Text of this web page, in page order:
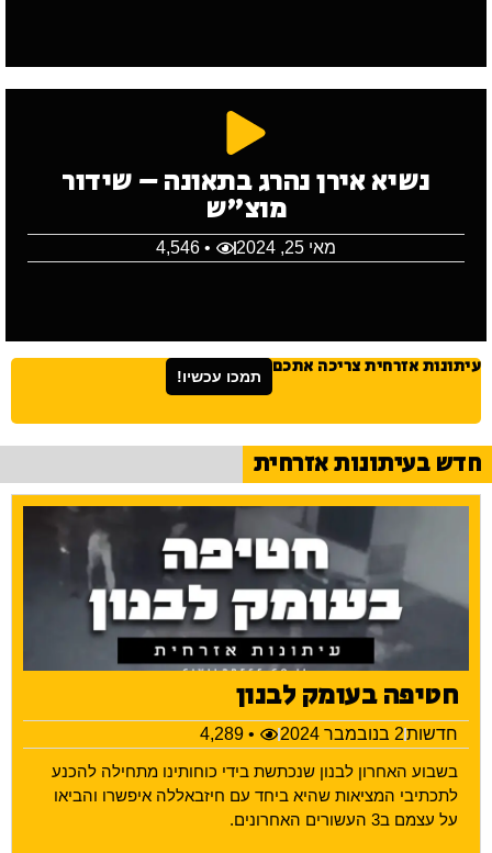
נשיא אירן נהרג בתאונה – שידור
מוצ"ש
מאי 25, 2024 • 4,546
עיתונות אזרחית צריכה אתכם תמכו עכשיו!
חדש בעיתונות אזרחית
חטיפה בעומק לבנון
חדשות2 בנובמבר 2024
• 4,289
בשבוע האחרון לבנון שנכתשת בידי כוחותינו מתחילה להכנע
לתכתיבי המציאות שהיא ביחד עם חיזבאללה איפשרו והביאו
על עצמם ב3 העשורים האחרונים.